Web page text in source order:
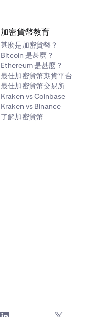
加密貨幣教育
甚麼是加密貨幣？
Bitcoin 是甚麼？
Ethereum 是甚麼？
最佳加密貨幣期貨平台
最佳加密貨幣交易所
Kraken vs Coinbase
Kraken vs Binance
了解加密貨幣